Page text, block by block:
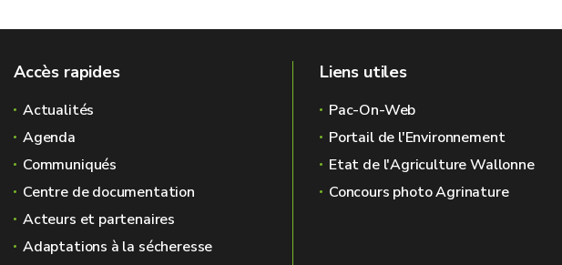
Accès rapides
Actualités
Agenda
Communiqués
Centre de documentation
Acteurs et partenaires
Adaptations à la sécheresse
Liens utiles
Pac-On-Web
Portail de l'Environnement
Etat de l'Agriculture Wallonne
Concours photo Agrinature